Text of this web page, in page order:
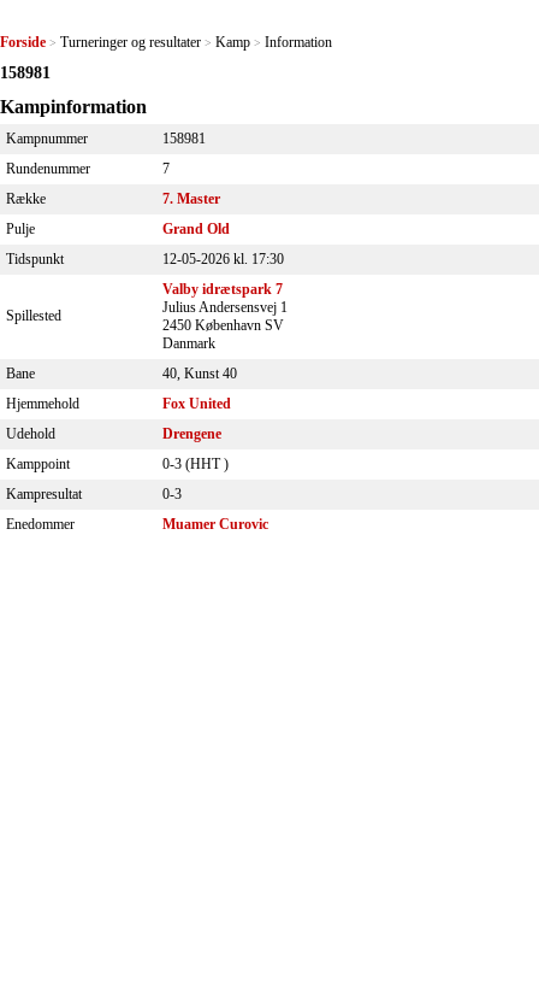
Forside > Turneringer og resultater > Kamp > Information
158981
Kampinformation
Kampnummer
158981
Rundenummer
7
Række
7. Master
Pulje
Grand Old
Tidspunkt
12-05-2026 kl. 17:30
Spillested
Valby idrætspark 7
Julius Andersensvej 1
2450 København SV
Danmark
Bane
40, Kunst 40
Hjemmehold
Fox United
Udehold
Drengene
Kamppoint
0-3 (HHT)
Kampresultat
0-3
Enedommer
Muamer Curovic